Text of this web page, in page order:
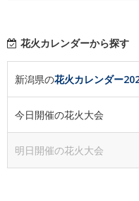
花火カレンダーから探す
新潟県の花火カレンダー
今日開催の花火大会
明日開催の花火大会